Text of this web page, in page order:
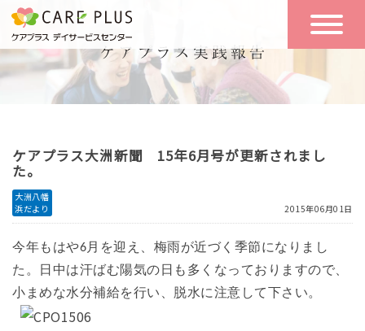
こんな方に
おすすめ
一日の流れ
一日体験
空き状況
リクルート
ケアプラス大洲新聞 15年6月号が更新されまし
た。
大洲八幡
浜だより
2015年06月01日
今年もはや6月を迎え、梅雨が近づく季節になりまし
た。
日中は汗ばむ陽気の日も多くなっておりますので、
小まめな水分補給を行い、脱水に注意して下さい。